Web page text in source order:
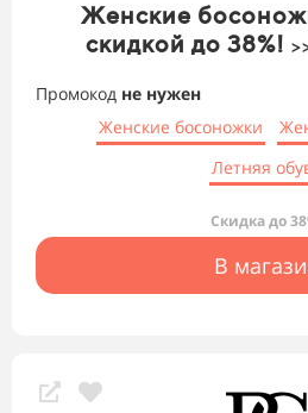
Женские
скидкой до 38%!
Промокод не нужен
Женские босоножки
Летняя
Скидка до
В